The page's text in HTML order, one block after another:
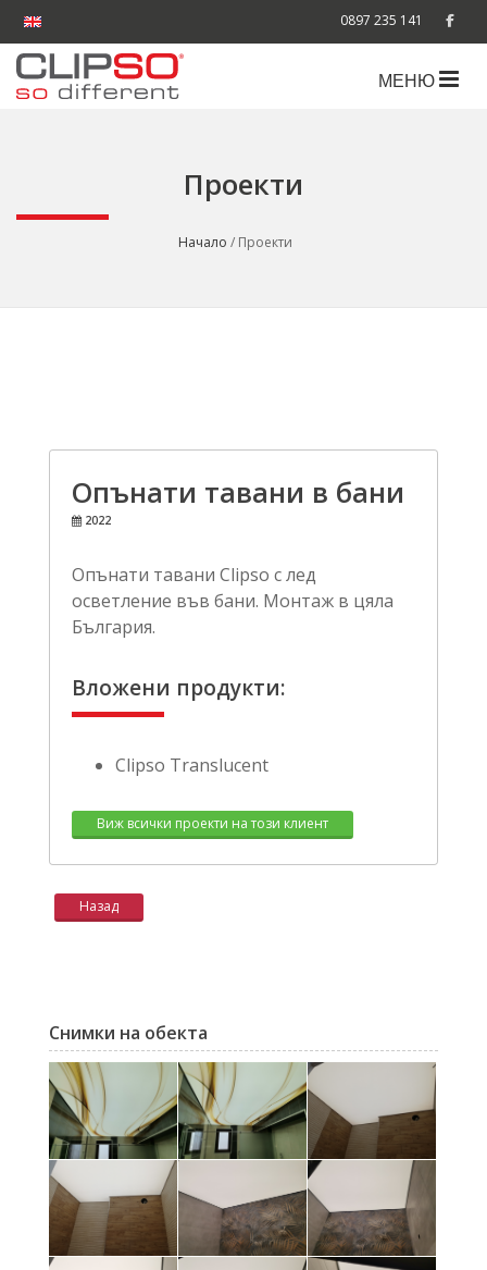
0897 235 141
МЕНЮ
Проекти
Начало / Проекти
Опънати тавани в бани
2022
Опънати тавани Clipso с лед
осветление във бани. Монтаж в цяла
България.
Вложени продукти:
Clipso Translucent
Виж всички проекти на този клиент
Назад
Снимки на обекта